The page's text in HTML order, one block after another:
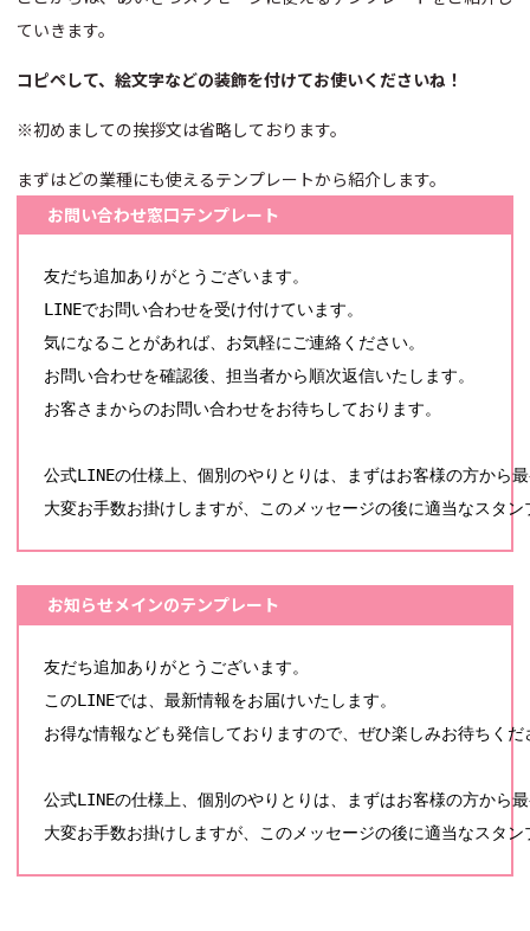
ていきます。
コピペして、絵文字などの装飾を付けてお使いくださいね！
※初めましての挨拶文は省略しております。
まずはどの業種にも使えるテンプレートから紹介します。
お問い合わせ窓口テンプレート
友だち追加ありがとうございます。
LINEでお問い合わせを受け付けています。
気になることがあれば、お気軽にご連絡ください。
お問い合わせを確認後、担当者から順次返信いたします。
お客さまからのお問い合わせをお待ちしております。
公式LINEの仕様上、個別のやりとりは、まずはお客様の方から
大変お手数お掛けしますが、このメッセージの後に適当なスタ
お知らせメインのテンプレート
友だち追加ありがとうございます。
このLINEでは、最新情報をお届けいたします。
お得な情報なども発信しておりますので、ぜひ楽しみお待ちくだ
公式LINEの仕様上、個別のやりとりは、まずはお客様の方から
大変お手数お掛けしますが、このメッセージの後に適当なスタ